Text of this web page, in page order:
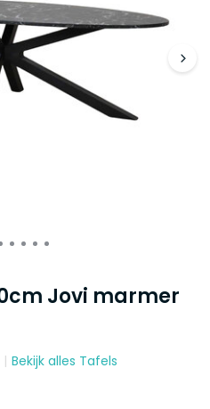
Jovi marmer
Bekijk alles Tafels